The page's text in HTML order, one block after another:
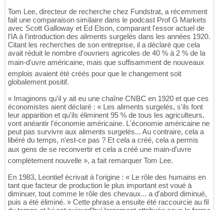
Tom Lee, directeur de recherche chez Fundstrat, a récemment
fait une comparaison similaire dans le podcast Prof G Markets
avec Scott Galloway et Ed Elson, comparant l'essor actuel de
l'IA à l'introduction des aliments surgelés dans les années 1920.
Citant les recherches de son entreprise, il a déclaré que cela
avait réduit le nombre d'ouvriers agricoles de 40 % à 2 % de la
main-d'uvre américaine, mais que suffisamment de nouveaux
emplois avaient été créés pour que le changement soit
globalement positif.
« Imaginons qu'il y ait eu une chaîne CNBC en 1920 et que ces
économistes aient déclaré : « Les aliments surgelés, s'ils font
leur apparition et qu'ils éliminent 95 % de tous les agriculteurs,
vont anéantir l'économie américaine. L'économie américaine ne
peut pas survivre aux aliments surgelés... Au contraire, cela a
libéré du temps, n'est-ce pas ? Et cela a créé, cela a permis
aux gens de se reconvertir et cela a créé une main-d'uvre
complètement nouvelle », a fait remarquer Tom Lee.
En 1983, Leontief écrivait à l'origine : « Le rôle des humains en
tant que facteur de production le plus important est voué à
diminuer, tout comme le rôle des chevaux... a d'abord diminué,
puis a été éliminé. » Cette phrase a ensuite été raccourcie au fil